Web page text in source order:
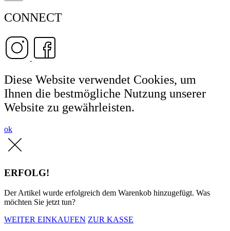
CONNECT
Diese Website verwendet Cookies, um
Ihnen die bestmögliche Nutzung unserer
Website zu gewährleisten.
ok
ERFOLG!
Der Artikel wurde erfolgreich dem Warenkob hinzugefügt. Was
möchten Sie jetzt tun?
WEITER EINKAUFEN ZUR KASSE